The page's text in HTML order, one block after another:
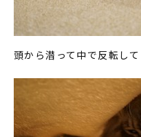
頭から潜って中で反転し